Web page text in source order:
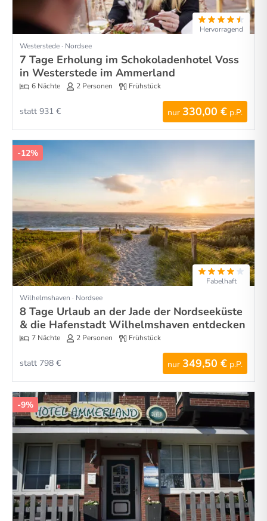
Hervorragend
Westerstede · Nordsee
7 Tage Erholung im Schokoladenhotel Voss
in Westerstede im Ammerland
6 Nächte 2 Personen Frühstück
nur 330,00 € p.P.
statt 931 €
-12%
Fabelhaft
Wilhelmshaven · Nordsee
8 Tage Urlaub an der Jade der Nordseeküste
& die Hafenstadt Wilhelmshaven entdecken
7 Nächte 2 Personen Frühstück
nur 349,50 € p.P.
statt 798 €
-9%